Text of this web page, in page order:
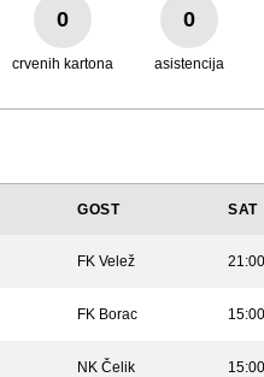
0
crvenih kartona
0
asistencija
GOST SAT
FK Velež 21:00
FK Borac 15:00
NK Čelik 15:00